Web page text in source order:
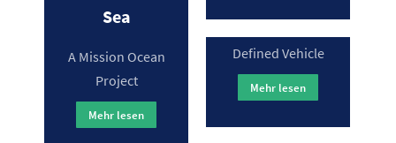
Sea
A Mission Ocean
Project
Mehr lesen
Defined Vehicle
Mehr lesen
VINNIE
Verhaltenstherapeutisches
KI-Spielzeug für
WeForming
Gebäude als
effiziente und
interoperable
Zukunftsinitiative
Urbane
Robotik